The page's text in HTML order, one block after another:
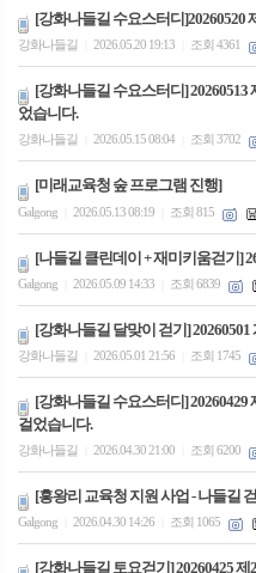
[강화나들길 수요스터디]20260520
강화나들길 2026.05.20 19:13 조회 4361
[강화나들길 수요스터디]
었습니다.
강화나들길 2026.05.15 08:04 조회 3702
[미래교육청 숲 프로그램 진행]
Galgong 2026.05.13 08:19 조회 815
[나들길 클린데이 + 재미키움걷기]
Galgong 2026.05.09 14:33 조회 6839
[강화나들길 달맞이 걷기]
강화나들길 2026.05.01 21:56 조회 1745
[강화나들길 수요스터디]
걸었습니다.
강화나들길 2026.04.30 21:00 조회 6200
[흥왕리 교육청 지원 사업 - 나들길
Galgong 2026.04.30 14:26 조회 1065
[강화나들길 토요걷기] 20260425